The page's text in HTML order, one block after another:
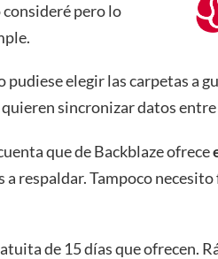
consideré pero lo
elegir las carpetas a
sincronizar datos
que de Backblaze ofrece
respaldar. Tampoco
de 15 días que ofrecen.